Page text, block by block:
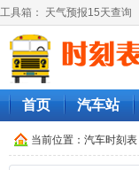
工具箱： 天气预报15天查询
首页 汽车站
当前位置： 汽车时刻表